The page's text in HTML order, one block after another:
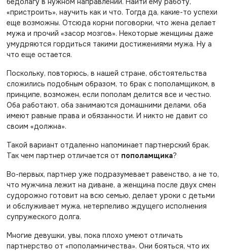
«пристроить», научить как и что. Тогда да, какие-то успехи
еще возможны. Отсюда корни поговорки, что жена делает
мужа и прочий «засор мозгов». Некоторые женщины даже
умудряются гордиться такими достижениями мужа. Ну а
что еще остается.
Поскольку, повторюсь, в нашей стране, обстоятельства
сложились подобным образом, то брак с пополамщиком, в
принципе, возможен, если пополам делится все и честно.
Оба работают, оба занимаются домашними делами, оба
имеют равные права и обязанности. И никто не давит со
своим «должна».
Такой вариант отдаленно напоминает партнерский брак.
Так чем партнер отличается от пополамщика?
Во-первых, партнер уже подразумевает равенство, а не то,
что мужчина лежит на диване, а женщина после двух смен
судорожно готовит на всю семью, делает уроки с детьми
и обслуживает мужа, нетерпеливо ждущего исполнения
супружеского долга.
Многие девушки, увы, пока плохо умеют отличать
партнерство от «пополамничества». Они бояться, что их